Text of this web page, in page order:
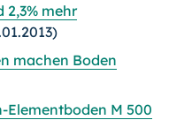
2,3% mehr
machen Boden
Elementboden M 500